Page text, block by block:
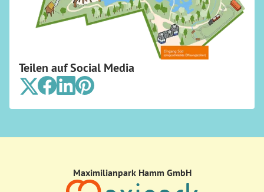
Teilen auf Social Media
Maximilianpark Hamm GmbH